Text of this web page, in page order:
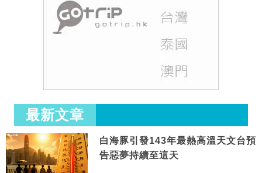
最新文章
白海豚引發143年最熱高溫天文台預
告惡夢持續至這天